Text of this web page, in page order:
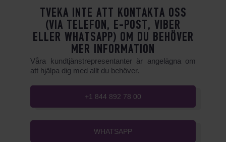
TVEKA INTE ATT KONTAKTA OSS
(VIA TELEFON, E-POST, VIBER
ELLER WHATSAPP) OM DU BEHÖVER
MER INFORMATION
Våra kundtjänstrepresentanter är angelägna om
att hjälpa dig med allt du behöver.
+1 844 892 78 00
WHATSAPP